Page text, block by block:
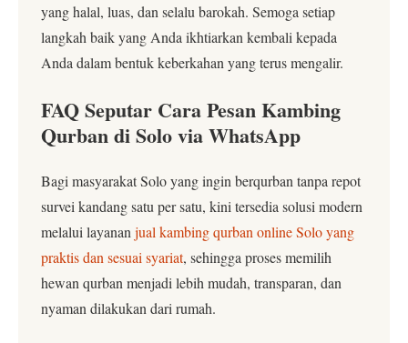
yang halal, luas, dan selalu barokah. Semoga setiap
langkah baik yang Anda ikhtiarkan kembali kepada
Anda dalam bentuk keberkahan yang terus mengalir.
FAQ Seputar Cara Pesan Kambing
Qurban di Solo via WhatsApp
Bagi masyarakat Solo yang ingin berqurban tanpa repot
survei kandang satu per satu, kini tersedia solusi modern
melalui layanan jual kambing qurban online Solo yang
praktis dan sesuai syariat, sehingga proses memilih
hewan qurban menjadi lebih mudah, transparan, dan
nyaman dilakukan dari rumah.